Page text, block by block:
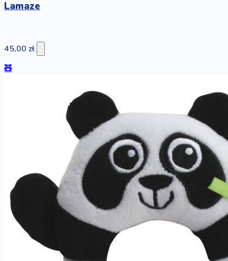
Lamaze
45,00 zł
🧸